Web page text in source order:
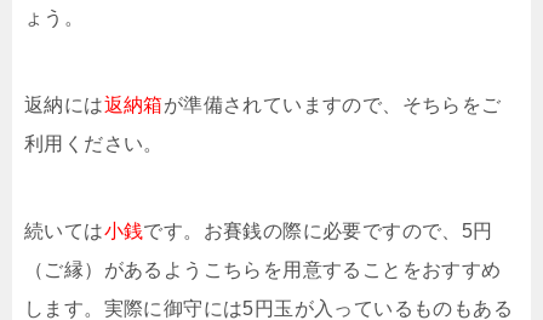
ょう。
返納には返納箱が準備されていますので、そちらをご
利用ください。
続いては小銭です。お賽銭の際に必要ですので、5円
（ご縁）があるようこちらを用意することをおすすめ
します。実際に御守には5円玉が入っているものもある